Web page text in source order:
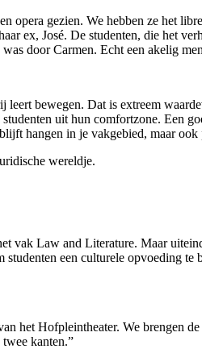
opera gezien. We hebben ze het
ex, José. De studenten, die het
door Carmen. Echt een akelig
bewegen. Dat is extreem
uit hun comfortzone. Een
hangen in je vakgebied, maar
wereldje.
vak Law and Literature. Maar
een culturele opvoeding
het Hofpleintheater. We brengen
kanten.”